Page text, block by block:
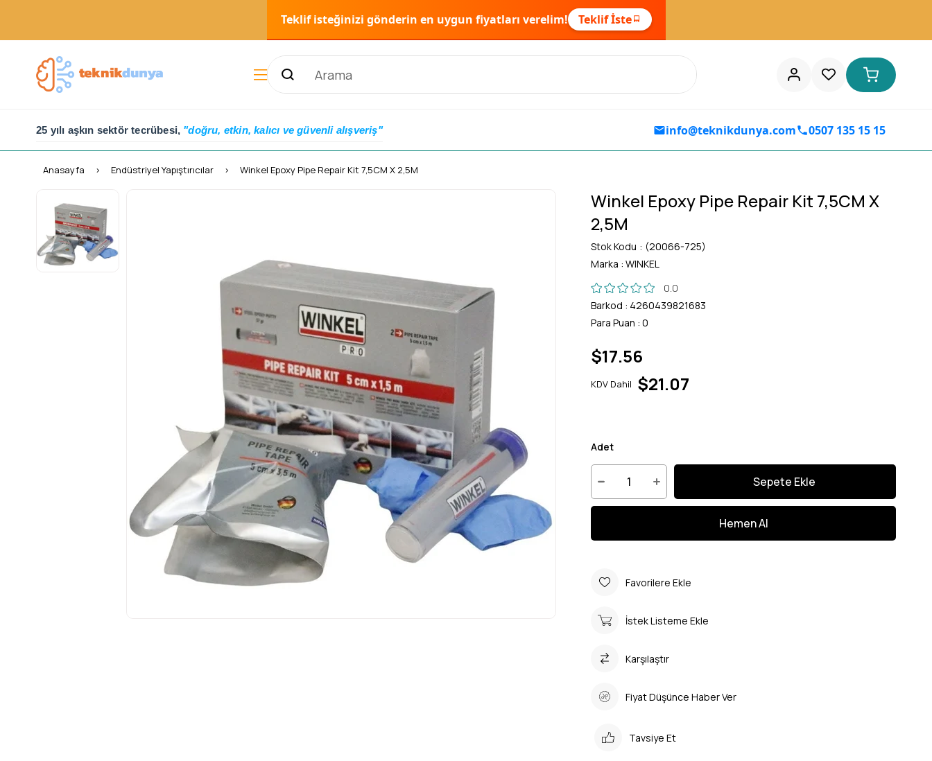
Teklif isteğinizi gönderin en uygun fiyatları verelim! Teklif İste
25 yılı aşkın sektör tecrübesi, "doğru, etkin, kalıcı ve güvenli alışveriş" info@teknikdunya.com 0507 135 15 15
Anasayfa Endüstriyel Yapıştırıcılar Winkel Epoxy Pipe Repair Kit 7,5CM X 2,5M
Winkel Epoxy Pipe Repair Kit 7,5CM X
2,5M
Stok Kodu
(20066-725)
Marka : WINKEL
0.0
Barkod : 4260439821683
Para Puan : 0
$17.56
KDV Dahil $21.07
Adet
Favorilere Ekle
İstek Listeme Ekle
Karşılaştır
Fiyat Düşünce Haber Ver
Tavsiye Et